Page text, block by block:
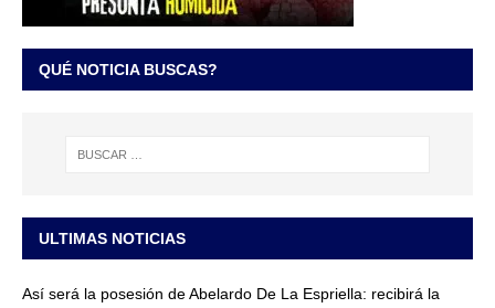
QUÉ NOTICIA BUSCAS?
ULTIMAS NOTICIAS
Así será la posesión de Abelardo De La Espriella: recibirá la